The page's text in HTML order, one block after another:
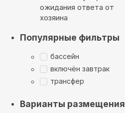
ожидания ответа от
хозяина
Популярные фильтры
бассейн
включён завтрак
трансфер
Варианты размещения